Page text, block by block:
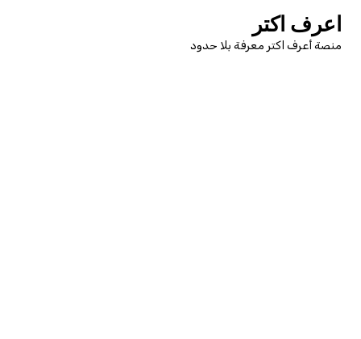
المحتوى
اعرف اكتر
منصة أعرف اكتر معرفة بلا حدود